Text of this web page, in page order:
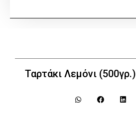
Ταρτάκι Λεμόνι (500γρ.)